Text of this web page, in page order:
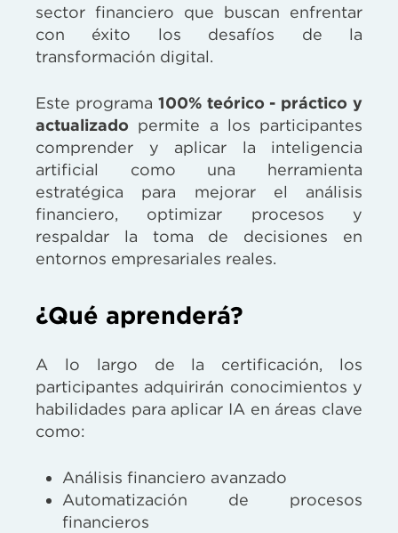
sector financiero que buscan enfrentar
con éxito los desafíos de la
transformación digital.
Este programa 100% teórico - práctico y
actualizado permite a los participantes
comprender y aplicar la inteligencia
artificial como una herramienta
estratégica para mejorar el análisis
financiero, optimizar procesos y
respaldar la toma de decisiones en
entornos empresariales reales.
¿Qué aprenderá?
A lo largo de la certificación, los
participantes adquirirán conocimientos y
habilidades para aplicar IA en áreas clave
como:
Análisis financiero avanzado
Automatización de procesos
financieros